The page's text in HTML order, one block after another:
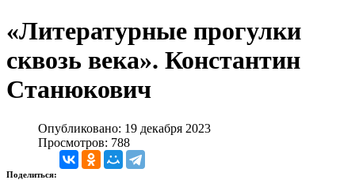
«Литературные прогулки
сквозь века». Константин
Станюкович
Опубликовано: 19 декабря 2023
Просмотров: 788
Поделиться: